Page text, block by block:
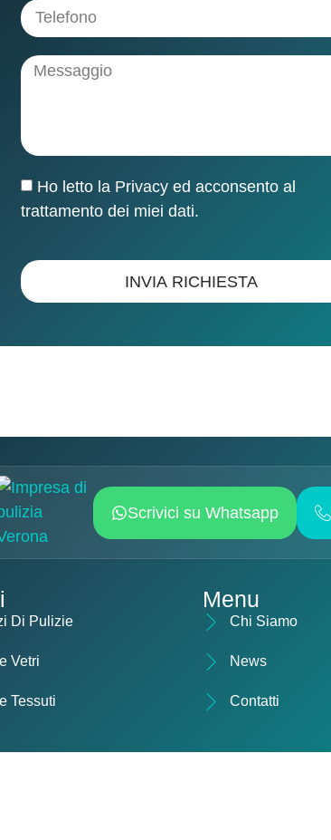
Ho letto la Privacy ed acconsento al
trattamento dei miei dati.
INVIA RICHIESTA
Scrivici su Whatsapp
Di Pulizie
Vetri
Tessuti
Menu
Chi Siamo
News
Contatti